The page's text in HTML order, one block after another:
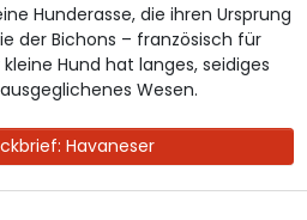
Hunderasse, die ihren Ursprung
der Bichons – französisch für
Hund hat langes, seidiges
Wesen.
Havaneser